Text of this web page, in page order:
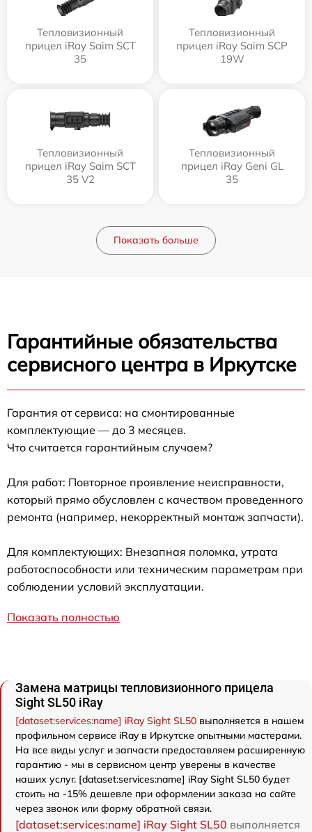
Тепловизионный
прицел iRay Saim SCT
35
Тепловизионный
прицел iRay Saim SCP
19W
Тепловизионный
прицел iRay Saim SCT
35 V2
Тепловизионный
прицел iRay Geni GL
35
Показать больше
Гарантийные обязательства
сервисного центра в Иркутске
Гарантия от сервиса: на смонтированные
комплектующие — до 3 месяцев.
Что считается гарантийным случаем?
Для работ: Повторное проявление неисправности,
который прямо обусловлен с качеством проведенного
ремонта (например, некорректный монтаж запчасти).
Для комплектующих: Внезапная поломка, утрата
работоспособности или техническим параметрам при
соблюдении условий эксплуатации.
Показать полностью
Замена матрицы тепловизионного прицела
Sight SL50 iRay
[dataset:services:name] iRay Sight SL50 выполняется в нашем
профильном сервисе iRay в Иркутске опытными мастерами.
На все виды услуг и запчасти предоставляем расширенную
гарантию - мы в сервисном центр уверены в качестве
наших услуг. [dataset:services:name] iRay Sight SL50 будет
стоить на -15% дешевле при оформлении заказа на сайте
через звонок или форму обратной связи.
[dataset:services:name] iRay Sight SL50 выполняется